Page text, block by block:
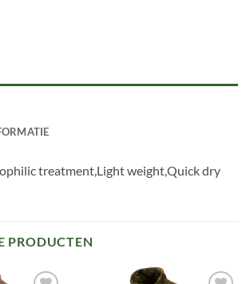
treatment,Light weight,Quick dry
PRODUCTEN